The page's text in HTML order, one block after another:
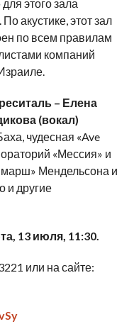
этого зала
акустике, этот зал
по всем правилам
компаний
– Елена
(вокал)
чудесная «Ave
«Мессия» и
Мендельсона и
и другие
13 июля, 11:30.
или на сайте: